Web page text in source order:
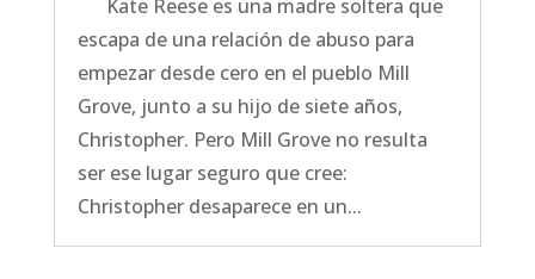
Kate Reese es una madre soltera que
escapa de una relación de abuso para
empezar desde cero en el pueblo Mill
Grove, junto a su hijo de siete años,
Christopher. Pero Mill Grove no resulta
ser ese lugar seguro que cree:
Christopher desaparece en un...